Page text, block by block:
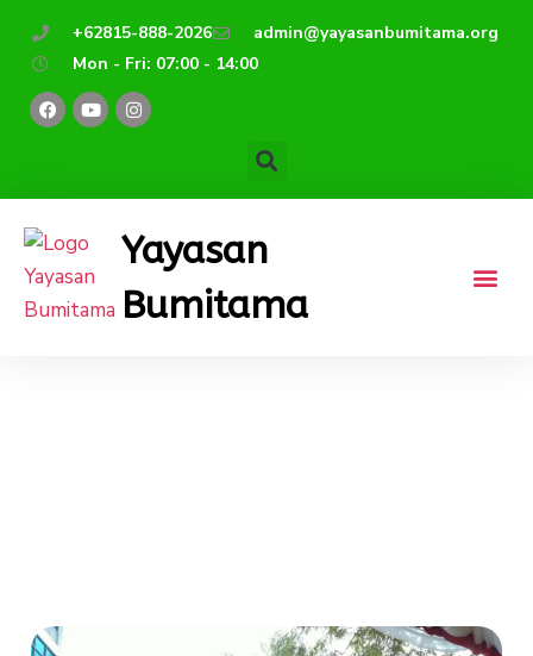
+62815-888-2026
admin@yayasanbumitama.org
Mon - Fri: 07:00 - 14:00
F
a
c
o
Y
o
u
e
I
n
s
r
m
Yayasan
Bumitama
Festival